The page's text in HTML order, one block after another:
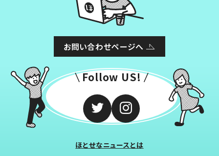
お問い合わせページへ
Follow US!
ほとせなニュースとは